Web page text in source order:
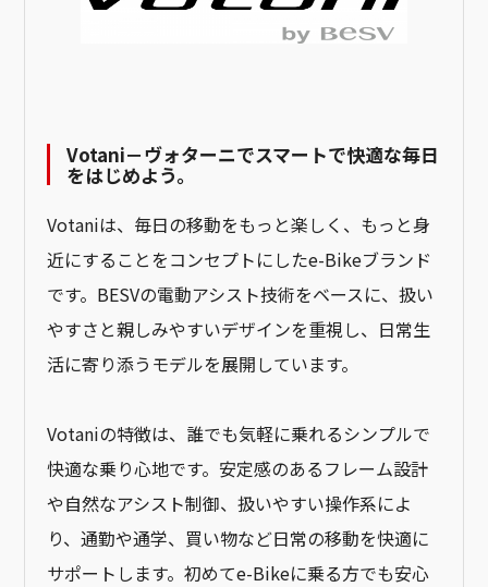
Votani－ヴォターニでスマートで快適な毎日
をはじめよう。
Votaniは、毎日の移動をもっと楽しく、もっと身
近にすることをコンセプトにしたe-Bikeブランド
です。BESVの電動アシスト技術をベースに、扱い
やすさと親しみやすいデザインを重視し、日常生
活に寄り添うモデルを展開しています。
Votaniの特徴は、誰でも気軽に乗れるシンプルで
快適な乗り心地です。安定感のあるフレーム設計
や自然なアシスト制御、扱いやすい操作系によ
り、通勤や通学、買い物など日常の移動を快適に
サポートします。初めてe-Bikeに乗る方でも安心